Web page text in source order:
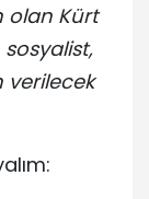
olan Kürt
verilecek